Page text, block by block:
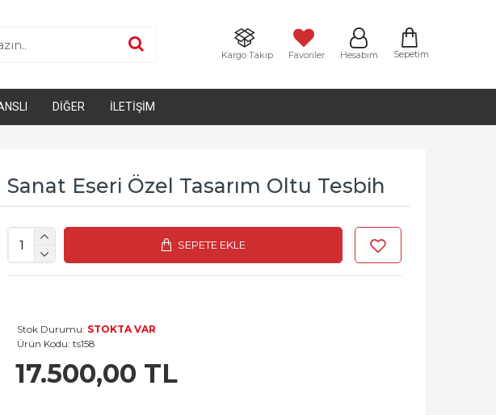
Kargo Takip Favoriler Hesabım Sepetim
DIĞER İLETIŞIM
Sanat Eseri Özel Tasarım Oltu Tesbih
17.500,00 TL
Stok Durumu: STOKTA VAR
Ürün Kodu: ts158
SEPETE EKLE